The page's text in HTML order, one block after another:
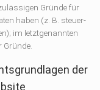
Gründe für
haben (z. B. steuer-
im letztgenannten
der